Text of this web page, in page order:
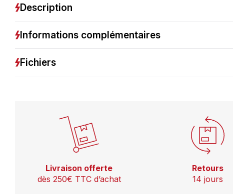
Description
Informations complémentaires
Fichiers
Livraison offerte
dès 250€ TTC d’achat
Retours
14 jours